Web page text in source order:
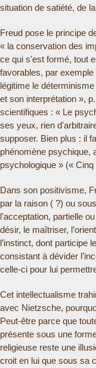
situation de satiété, de
Freud pose le principe
« la conservation des
ce qui s'est formé, tout
favorables, par
légitime le
et son interprétation »,
scientifiques : « Le
ses yeux, rien
supposer. Bien plus : il
phénomène psychique,
psychologique » («
Dans son positivisme,
par la raison ( ?) ou
l'acceptation, partielle
désir, le maîtriser,
l’instinct, dont participe
consistant à dévider
celle-ci pour lui
Cet intellectualisme
avec Nietzsche,
Peut-être parce que
présente sous une
religieuse reste une
croit en lui que sous sa